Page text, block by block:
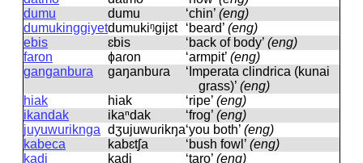
dumu
dumu ‘chin’ (eng)
dumukinggiyetdumukiᵑɡijɛt ‘beard’ (eng)
ebis
ɛbis ‘back of body’ (eng)
faron
ɸaɾon ‘armpit’ (eng)
ganganbura
ɡaŋanbuɾa
‘Imperata clindrica (kunai
grass)’ (eng)
hiak
hiak ‘ripe’ (eng)
ikandak
ikaⁿdak ‘frog’ (eng)
juyuwuriknga dʒujuwuɾikŋa‘you both’ (eng)
kabeca
kabɛtʃa ‘bush fowl’ (eng)
kadi
kadi ‘taro’ (eng)